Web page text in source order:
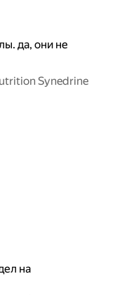
да, они не
Synedrine
на